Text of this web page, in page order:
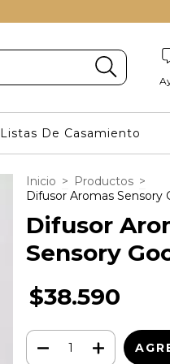
Listas De Casamiento
Inicio > Productos >
Difusor Aromas Sensory
Difusor
Sensory
$38.590